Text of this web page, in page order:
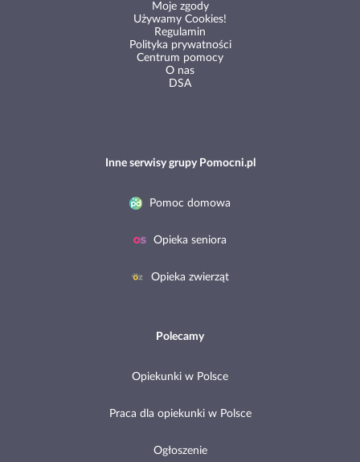
Moje zgody
Używamy Cookies!
Regulamin
Polityka prywatności
Centrum pomocy
O nas
DSA
Inne serwisy grupy Pomocni.pl
Pomoc domowa
Opieka seniora
Opieka zwierząt
Polecamy
Opiekunki w Polsce
Praca dla opiekunki w Polsce
Ogłoszenie